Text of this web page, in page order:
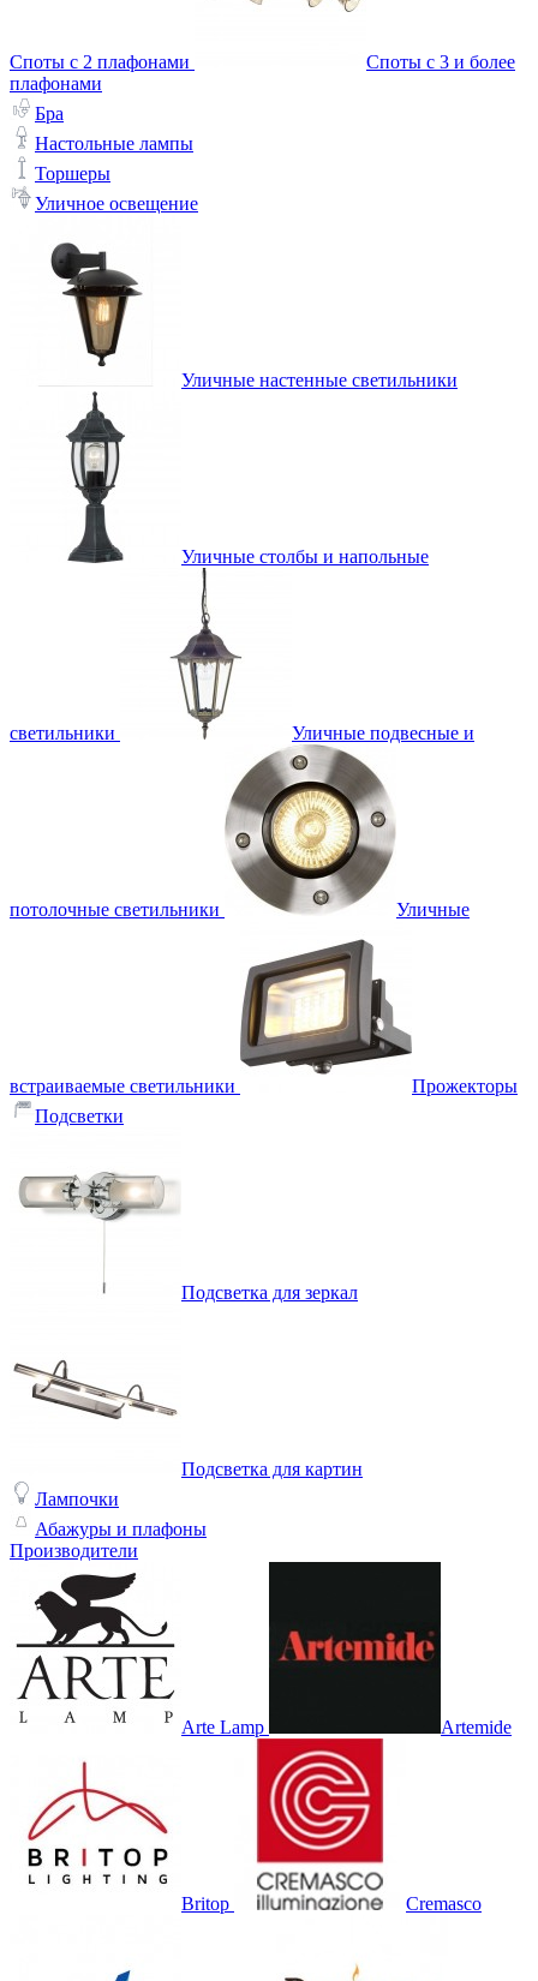
Споты с 2 плафонами
Споты с 3 и более
плафонами
Бра
Настольные лампы
Торшеры
Уличное освещение
Уличные настенные светильники
Уличные столбы и напольные
светильники Уличные подвесные и
потолочные светильники Уличные
встраиваемые светильники
Прожекторы
Подсветки
Подсветка для зеркал
Подсветка для картин
Лампочки
Абажуры и плафоны
Производители
Arte Lamp Artemide
Britop Cremasco